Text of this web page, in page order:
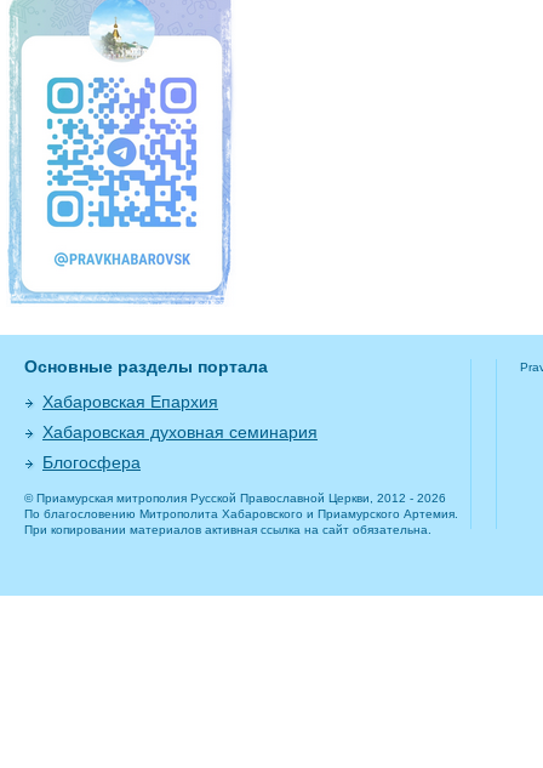
Основные разделы портала
Хабаровская Епархия
Хабаровская духовная семинария
Блогосфера
© Приамурская митрополия Русской Православной Церкви, 2012 - 2026
По благословению Митрополита Хабаровского и Приамурского Артемия.
При копировании материалов активная ссылка на сайт обязательна.